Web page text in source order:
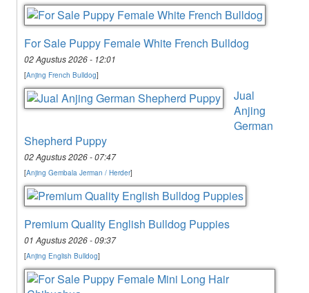
For Sale Puppy Female White French Bulldog
02 Agustus 2026 - 12:01
[Anjing French Bulldog]
Jual
Anjing
German
Shepherd Puppy
02 Agustus 2026 - 07:47
[Anjing Gembala Jerman / Herder]
Premium Quality English Bulldog Puppies
01 Agustus 2026 - 09:37
[Anjing English Bulldog]